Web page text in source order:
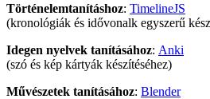
Történelemtanításhoz: TimelineJS
(kronológiák és idővonalk egyszerű
Idegen nyelvek tanításához: Anki
(szó és kép kártyák készítéséhez)
Művészetek tanításához: Blender